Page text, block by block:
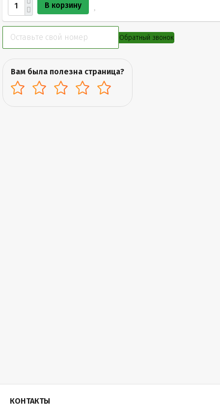
В корзину
Обратный звонок
Вам была полезна страница?
КОНТАКТЫ